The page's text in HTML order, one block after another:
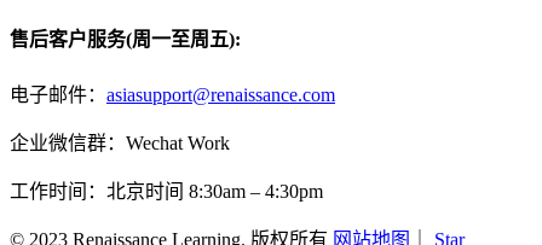
售后客户服务(周一至周五):
电子邮件： asiasupport@renaissance.com
企业微信群：Wechat Work
工作时间：北京时间 8:30am – 4:30pm
© 2023 Renaissance Learning. 版权所有 网站地图 Star